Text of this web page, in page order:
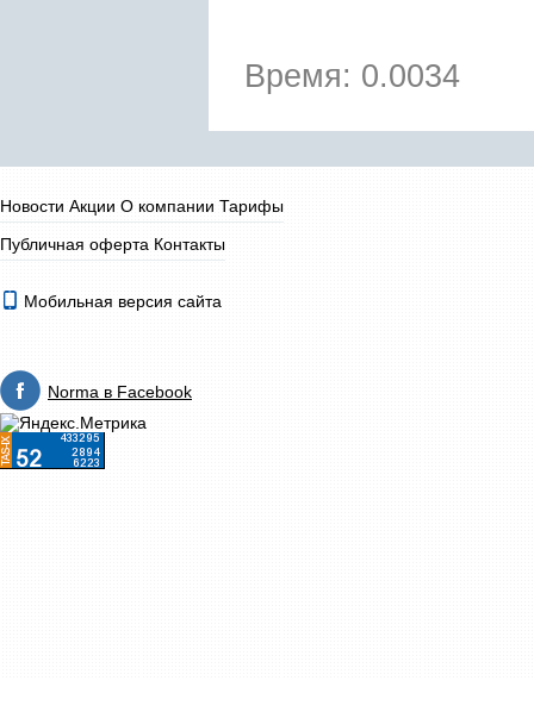
Время: 0.0034
Новости Акции О компании Тарифы
Публичная оферта Контакты
Мобильная версия сайта
Norma в Facebook